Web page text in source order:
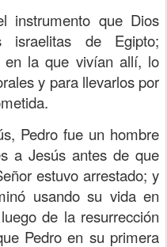
instrumento que Dios
de Egipto;
en la que vivían allí, lo
y para llevarlos por
Pedro fue un hombre
a Jesús antes de que
estuvo arrestado; y
usando su vida en
de la resurrección
Pedro en su primera